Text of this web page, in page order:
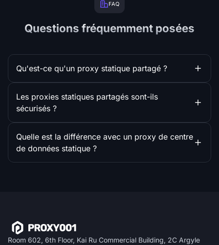
FAQ
Questions fréquemment posées
Qu'est-ce qu'un proxy statique partagé ?
Les proxies statiques partagés sont-ils
sécurisés ?
Quelle est la différence avec un proxy de centre
de données statique ?
Room 602, 6th Floor, Kai Ru Commercial Building, 2C Argyle